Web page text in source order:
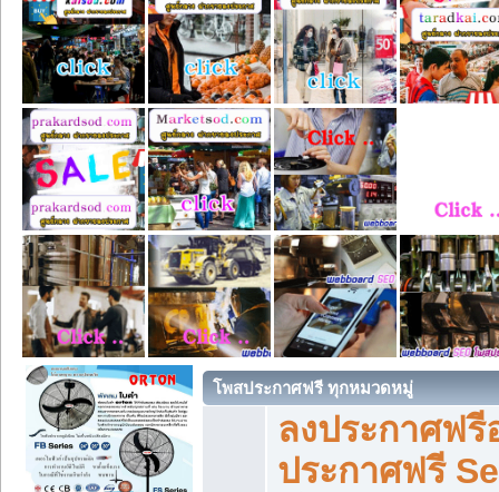
โพสประกาศฟรี ทุกหมวดหมู่
ลงประกาศฟ
ประกาศฟรี